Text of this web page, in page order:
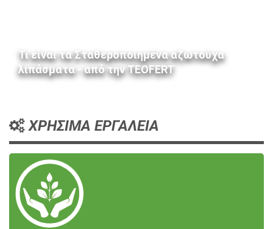
Τι είναι τα Σταθεροποιημένα αζωτούχα
λιπάσματα - από την TEOFERT
ΧΡΗΣΙΜΑ ΕΡΓΑΛΕΙΑ